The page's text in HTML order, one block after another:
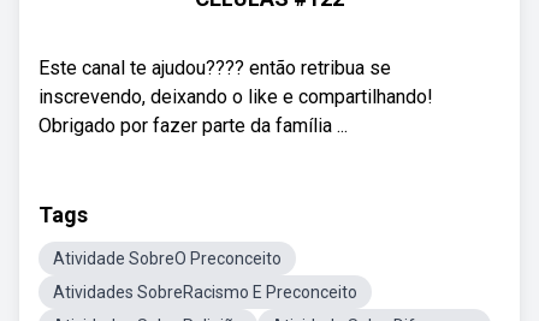
Este canal te ajudou???? então retribua se
inscrevendo, deixando o like e compartilhando!
Obrigado por fazer parte da família ...
Tags
Atividade SobreO Preconceito
Atividades SobreRacismo E Preconceito